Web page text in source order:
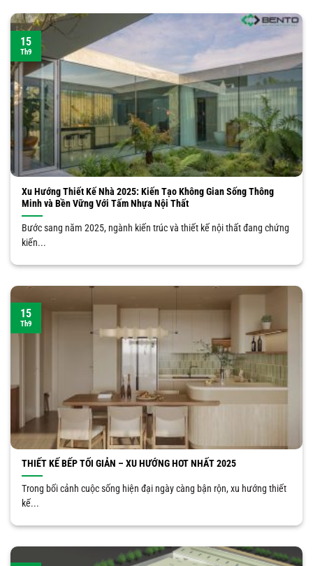
Xu Hướng Thiết Kế Nhà 2025: Kiến Tạo Không Gian Sống Thông
Minh và Bền Vững Với Tấm Nhựa Nội Thất
Bước sang năm 2025, ngành kiến trúc và thiết kế nội thất đang chứng
kiến...
15
Th9
THIẾT KẾ BẾP TỐI GIẢN – XU HƯỚNG HOT NHẤT 2025
Trong bối cảnh cuộc sống hiện đại ngày càng bận rộn, xu hướng thiết
kế...
15
Th9